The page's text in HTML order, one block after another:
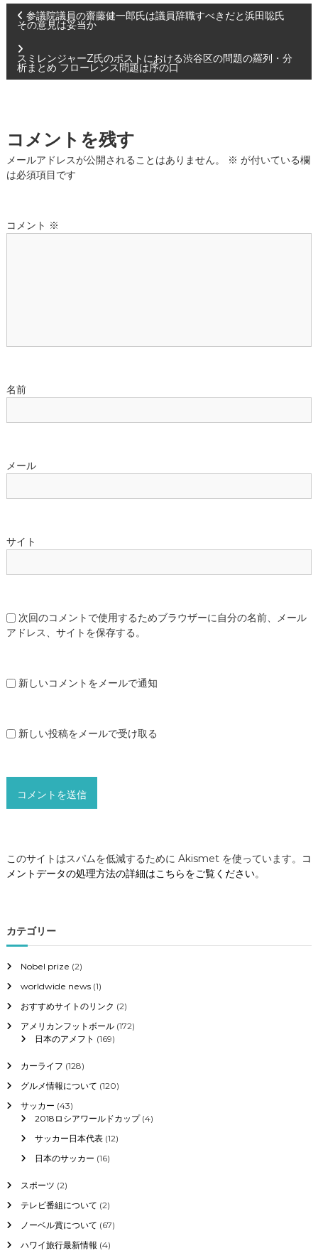
投
稿
ナ
ゲ
ー
ョ
参議院議員の齋藤健一郎氏は議員辞職すべきだと浜田聡氏
その意見は妥当か
スミレンジャーZ氏のポストにおける渋谷区の問題の羅列・分
析まとめ フローレンス問題は序の口
コメントを残す
メールアドレスが公開されることはありません。 ※ が付いている欄
は必須項目です
コメント ※
名前
メール
サイト
次回のコメントで使用するためブラウザーに自分の名前、メール
アドレス、サイトを保存する。
新しいコメントをメールで通知
新しい投稿をメールで受け取る
このサイトはスパムを低減するために Akismet を使っています。
コ
メントデータの処理方法の詳細はこちらをご覧ください。
カテゴリー
Nobel prize (2)
worldwide news(1)
おすすめサイトのリンク (2)
アメリカンフットボール(172)
日本のアメフト (169)
カーライフ (128)
グルメ情報について (120)
サッカー (43)
2018ロシアワールドカップ(4)
サッカー日本代表(12)
日本のサッカー (16)
スポーツ (2)
テレビ番組について (2)
ノーベル賞について (67)
ハワイ旅行最新情報 (4)